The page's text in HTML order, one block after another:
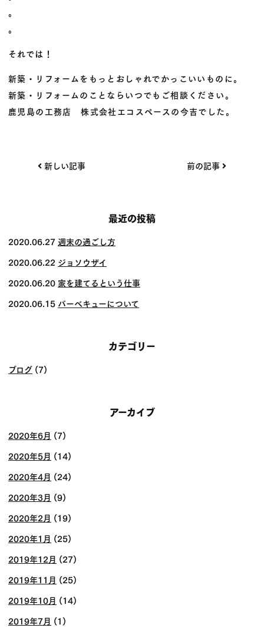
。
。
それでは！
新築・リフォームをもっとおしゃれでかっこいいものに。
新築・リフォームのことならいつでもご相談ください。
鹿児島の工務店 株式会社エコスペースの今吉でした。
投
ゲー
ショ
ン
前の記事
新しい記事
最近の投稿
2020.06.27 週末の過ごし方
2020.06.22 ジョソウザイ
2020.06.20 家を建てるという仕事
2020.06.15 バーベキューについて
カテゴリー
ブログ (7)
アーカイブ
2020年6月 (7)
2020年5月 (14)
2020年4月 (24)
2020年3月 (9)
2020年2月 (19)
2020年1月 (25)
2019年12月 (27)
2019年11月 (25)
2019年10月 (14)
2019年7月 (1)